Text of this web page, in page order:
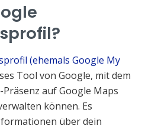
(ehemals Google My
Tool von Google, mit dem
auf Google Maps
können. Es
über dein